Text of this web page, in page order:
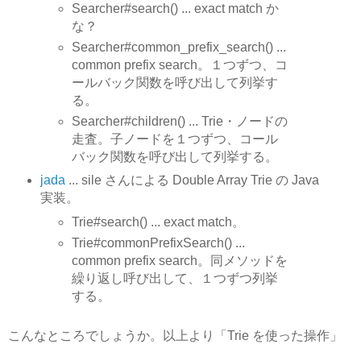
Searcher#search() ... exact match か
な？
Searcher#common_prefix_search() ...
common prefix search。１つずつ、コ
ールバック関数を呼び出して列挙す
る。
Searcher#children() ... Trie・ノードの
走査。子ノードを１つずつ、コール
バック関数を呼び出して列挙する。
jada... sile さんによる Double Array Trie の Java
実装。
Trie#search() ... exact match。
Trie#commonPrefixSearch() ...
common prefix search。同メソッドを
繰り返し呼び出して、１つずつ列挙
する。
こんなところでしょうか。以上より「Trie を使った操作」